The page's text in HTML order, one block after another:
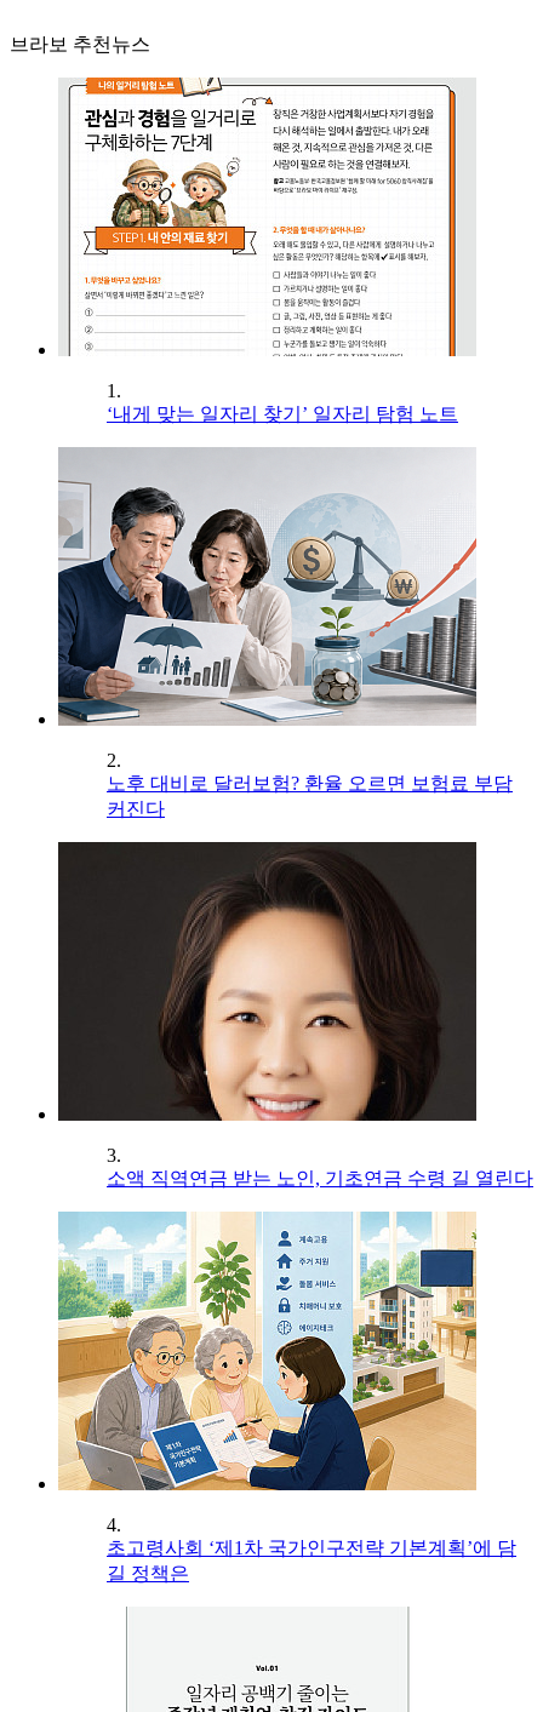
브라보 추천뉴스
1.
‘내게 맞는 일자리 찾기’ 일자리 탐험 노트
2.
노후 대비로 달러보험? 환율 오르면 보험료 부담
커진다
3.
소액 직역연금 받는 노인, 기초연금 수령 길 열린다
4.
초고령사회 ‘제1차 국가인구전략 기본계획’에 담
길 정책은